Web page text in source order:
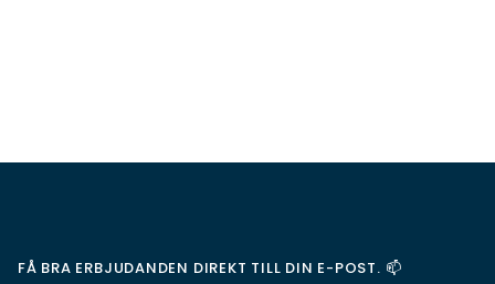
FÅ BRA ERBJUDANDEN DIREKT TILL DIN E-POST. 📫